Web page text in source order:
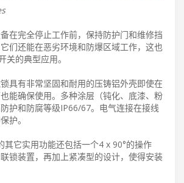
在完全停止工作前，保持防护门和维修挡
们还能在恶劣环境和防爆区域工作，这也
的典型应用。
具有非常坚固和耐用的压铸铝外壳即使在
能确保使用。多种涂层（钝化、底漆、粉
护和防腐等级IP66/67。电气连接在接线
护。
其它实用功能还包括一个4 x 90°的操作
锁装置，再加上紧凑型的设计，使得安装